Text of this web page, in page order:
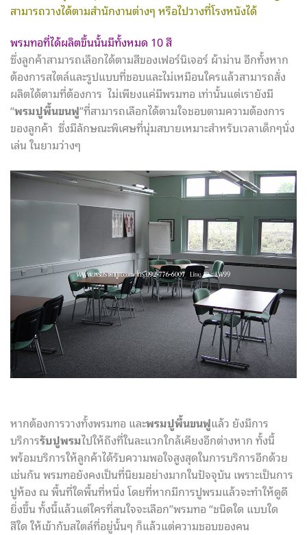
สามารถวางได้ตามสำนักงานต่างๆ หรือไปวางที่โรงหนังได้
พรมทอที่ได้ผลิตขึ้นนั้นมีทั้งหมด 10 สี
ซึ่งลูกค้าสามารถเลือกได้ตามสีของเฟอร์นิเจอร์ ผ้าม่าน อีกทั้งหาก
ต้องการสไตล์และรูปแบบที่ชอบและไม่เหมือนใครแล้วสามารถสั่ง
ผลิตได้ตามที่ต้องการ ไม่เพียงแค่มีพรมทอ เท่านั้นแต่เรายังมี
“พรมปูพื้นขนฟู”ที่สามารถเลือกได้ตามใจชอบตามความต้องการ
ของลูกค้า ซึ่งมีลักษณะพิเศษที่นุ่มสบายเหมาะสำหรับเวลาเด็กๆนั่ง
เล่น ในยามว่างๆ
หากต้องการวางทั้งพรมทอ และพรมปูพื้นขนฟูแล้ว ยังมีการ
บริการรับปูพรมไปให้ถึงที่ในละแวกใกล้เคียงอีกต่างหาก ทั้งนี้
พร้อมบริการให้ลูกค้าได้รับความพอใจสูงสุดในการบริการอีกด้วย
เช่นกัน พรมทอยังคงเป็นที่นิยมอย่างมากในปัจจุบัน เพราะเป็นการ
ปูห้อง ณ พื้นที่ใดพื้นที่หนึ่ง โดยที่หากมีการปูพรมแล้วจะทำให้ดูดี
ยิ่งขึ้น ทั้งนี้แล้วแต่ใครที่สนใจจะเลือก”พรมทอ “ชนิดใด แบบใด
สีใด ให้เข้ากับสไตล์ที่อยู่นั้นๆ ก็แล้วแต่ความชอบของคน